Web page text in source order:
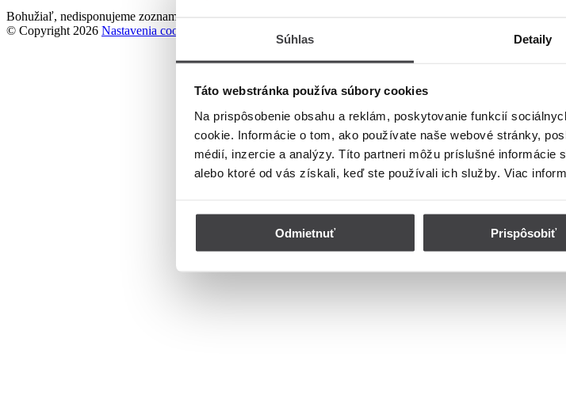
Súhlas Detaily
Táto webstránka používa súbory cookies
Na prispôsobenie obsahu a reklám, poskytovanie funkcií
cookie. Informácie o tom, ako používate naše webové stránky,
médií, inzercie a analýzy. Títo partneri môžu príslušné
alebo ktoré od vás získali, keď ste používali ich služby. Viac
Odmietnuť Prispôsobiť
Bohužiaľ, nedisponujeme zoznamom dostupných čísiel vchodov na ulici generála Klapku v meste Komárno.
© Copyright 2026 Nastavenia cookies